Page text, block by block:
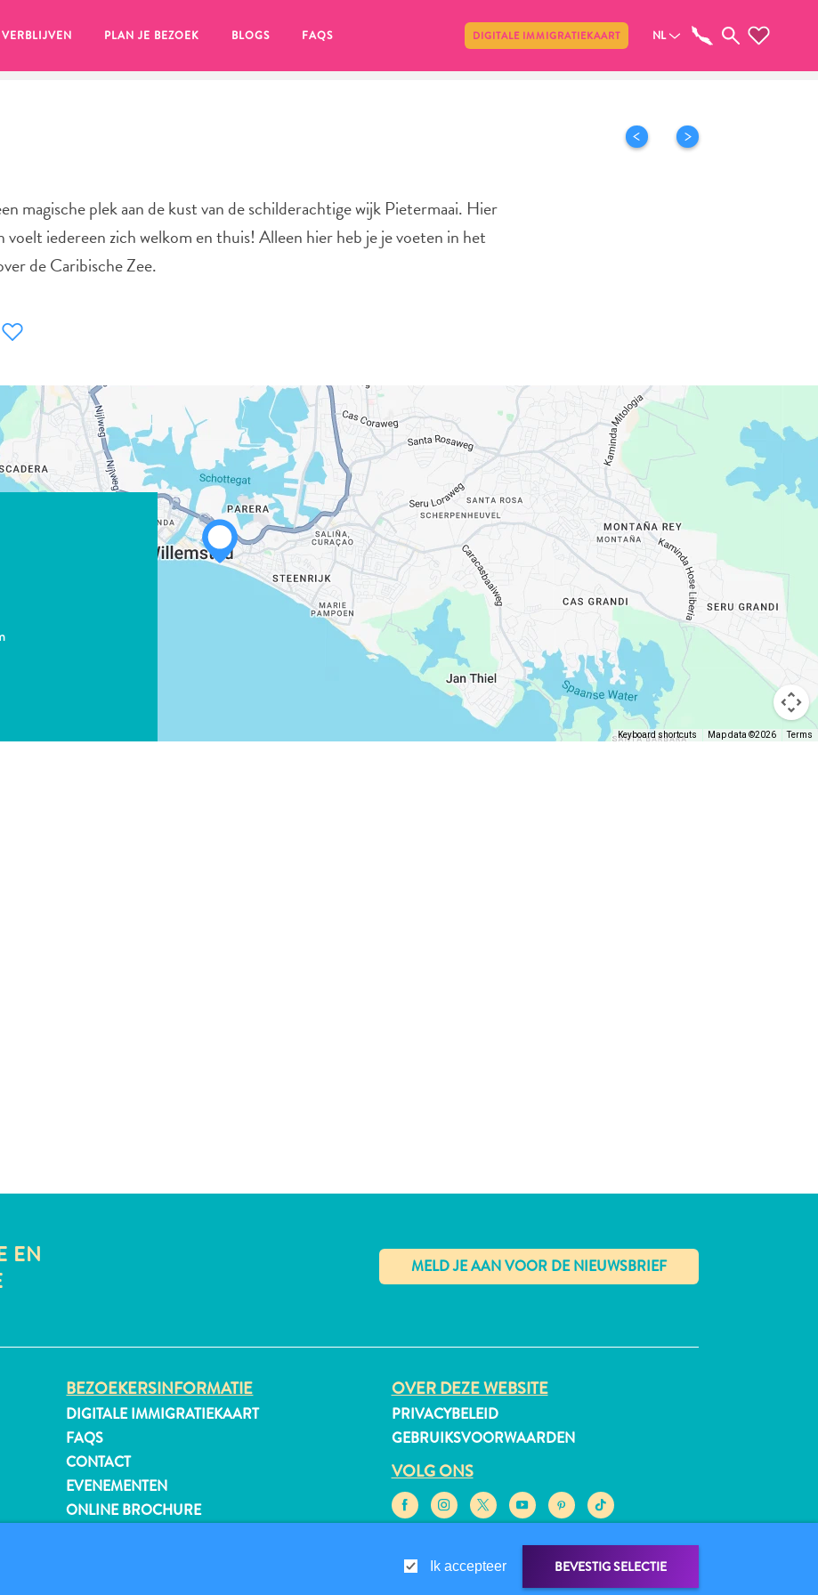
PLAN JE BEZOEK BLOGS FAQS DIGITALE IMMIGRATIEKAART NL
magische plek aan de kust van de schilderachtige wijk Pietermaai. Hier
voelt iedereen zich welkom en thuis! Alleen hier heb je je voeten in het
de Caribische Zee.
Keyboard shortcuts Map data ©2026 Terms
EN
✕
BEZOEKERSINFORMATIE
DIGITALE IMMIGRATIEKAART
FAQS
CONTACT
EVENEMENTEN
ONLINE BROCHURE
OVER DEZE WEBSITE
PRIVACYBELEID
GEBRUIKSVOORWAARDEN
VOLG ONS
Ik accepteer BEVESTIG SELECTIE
Delen
klik op het